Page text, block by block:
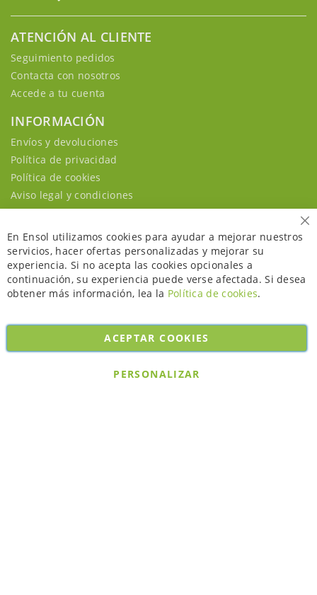
ATENCIÓN AL CLIENTE
Seguimiento pedidos
Contacta con nosotros
Accede a tu cuenta
INFORMACIÓN
Envíos y devoluciones
Política de privacidad
Política de cookies
Aviso legal y condiciones
Copyright © 2026. All rights reserved. Powered byBobaly Partners.
En Ensol utilizamos cookies para ayudar a mejorar nuestros
servicios, hacer ofertas personalizadas y mejorar su
experiencia. Si no acepta las cookies opcionales a
continuación, su experiencia puede verse afectada. Si desea
obtener más información, lea la Política de cookies.
ACEPTAR COOKIES
PERSONALIZAR